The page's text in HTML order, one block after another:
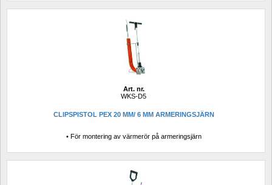
Art. nr.
WKS-D5
CLIPSPISTOL PEX 20 MM/ 6 MM ARMERINGSJÄRN
• För montering av värmerör på armeringsjärn